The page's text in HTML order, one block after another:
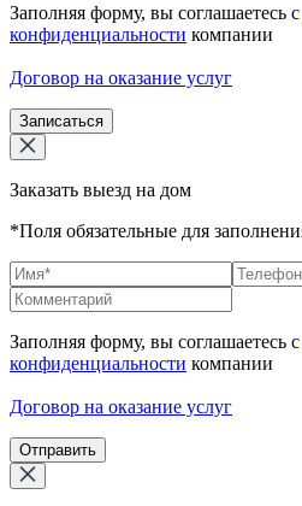
Заполняя форму, вы соглашаетесь с
конфиденциальности компании
Договор на оказание услуг
Записаться
Заказать выезд на дом
*Поля обязательные для
Заполняя форму, вы соглашаетесь с
конфиденциальности компании
Договор на оказание услуг
Отправить